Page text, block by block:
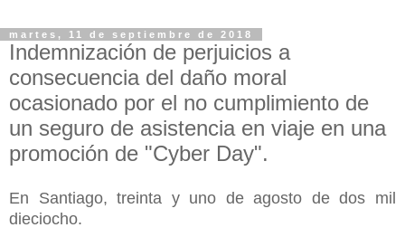
martes, 11 de septiembre de 2018
Indemnización de perjuicios a
consecuencia del daño moral
ocasionado por el no cumplimiento de
un seguro de asistencia en viaje en una
promoción de "Cyber Day".
En Santiago, treinta y uno de agosto de dos mil
dieciocho.